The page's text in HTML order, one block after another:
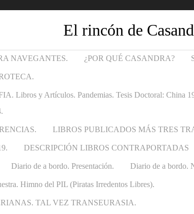
El rincón de
NAVEGANTES. ¿POR QUÉ CASANDRA?
Libros y Artículos. Pandemias. Tesis Doctoral: China
LIBROS PUBLICADOS MÁS TRES
DESCRIPCIÓN LIBROS CONTRAPORTADAS
Diario de a bordo. Presentación. Diario de a bordo.
Himno del PIL (Piratas Irredentos Libres).
TAL VEZ TRANSEURASIA.